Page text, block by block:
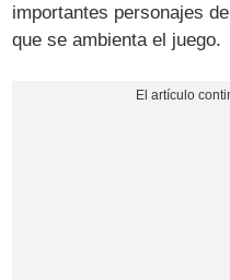
importantes personajes de
que se ambienta el juego.